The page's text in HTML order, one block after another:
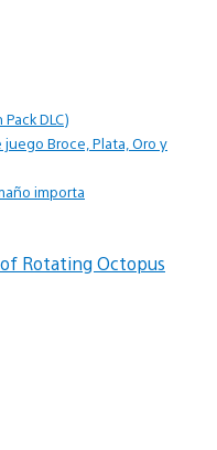
DLC)
Broce, Plata, Oro y
importa
Rotating Octopus